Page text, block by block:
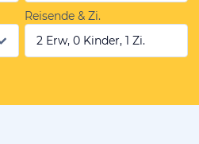
Reisende & Zi.
2 Erw, 0 Kinder, 1 Zi.